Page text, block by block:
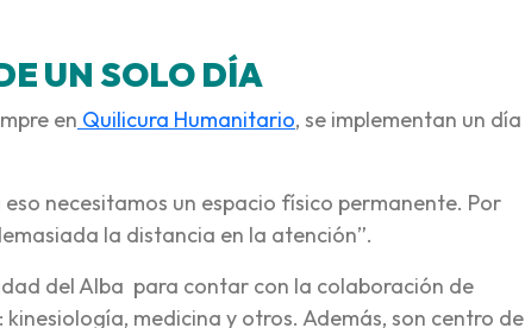
UN SOLO DÍA
en Quilicura Humanitario, se implementan un día
necesitamos un espacio físico permanente. Por
la distancia en la atención”.
del Alba para contar con la colaboración de
medicina y otros. Además, son centro de